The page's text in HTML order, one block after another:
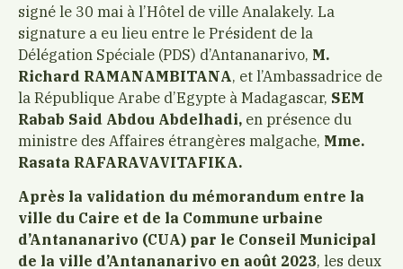
signé le 30 mai à l’Hôtel de ville Analakely. La
signature a eu lieu entre le Président de la
Délégation Spéciale (PDS) d’Antananarivo, M.
Richard RAMANAMBITANA, et l’Ambassadrice de
la République Arabe d’Egypte à Madagascar, SEM
Rabab Said Abdou Abdelhadi, en présence du
ministre des Affaires étrangères malgache, Mme.
Rasata RAFARAVAVITAFIKA.
Après la validation du mémorandum entre la
ville du Caire et de la Commune urbaine
d’Antananarivo (CUA) par le Conseil Municipal
de la ville d’Antananarivo en août 2023, les deux